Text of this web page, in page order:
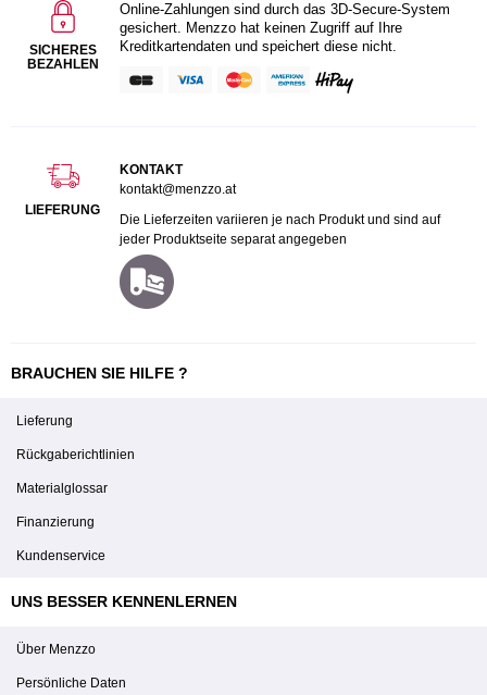
SICHERES
BEZAHLEN
Online-Zahlungen sind durch das 3D-Secure-System
gesichert. Menzzo hat keinen Zugriff auf Ihre
Kreditkartendaten und speichert diese nicht.
LIEFERUNG
KONTAKT
kontakt@menzzo.at
Die Lieferzeiten variieren je nach Produkt und sind auf
jeder Produktseite separat angegeben
BRAUCHEN SIE HILFE ?
Lieferung
Rückgaberichtlinien
Materialglossar
Finanzierung
Kundenservice
UNS BESSER KENNENLERNEN
Über Menzzo
Persönliche Daten